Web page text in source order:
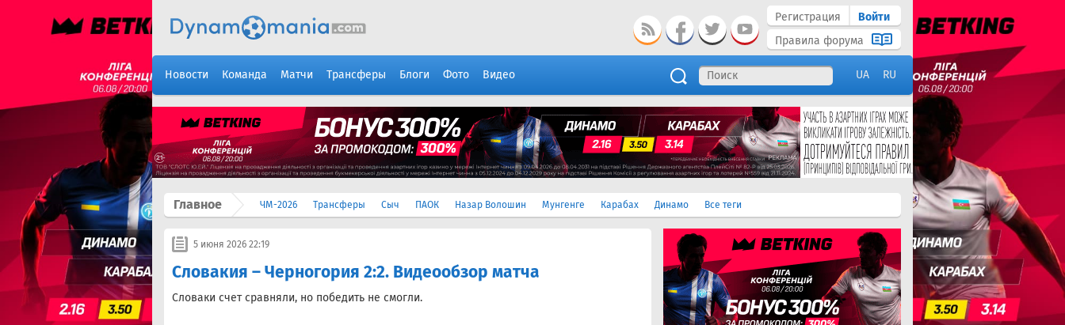
Регистрация
Войти
Правила форума
Новости Команда Матчи Трансферы Блоги Фото Видео UA RU
Главное ЧМ-2026 Трансферы Сыч ПАОК Назар Волошин Мунгенге Карабах Динамо Все теги
5 июня 2026 22:19
Словакия – Черногория 2:2. Видеообзор матча
Словаки счет сравняли, но победить не смогли.